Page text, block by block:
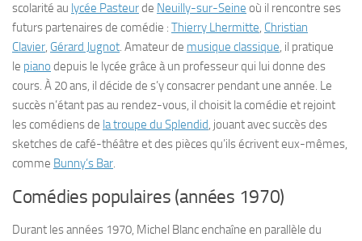
scolarité au lycée Pasteurde Neuilly-sur-Seine où il rencontre ses
futurs partenaires de comédie : Thierry Lhermitte, Christian
Clavier, Gérard Jugnot. Amateur de musique classique, il pratique
le piano depuis le lycée grâce à un professeur qui lui donne des
cours. À 20 ans, il décide de s’y consacrer pendant une année. Le
succès n’étant pas au rendez-vous, il choisit la comédie et rejoint
les comédiens de la troupe du Splendid, jouant avec succès des
sketches de café-théâtre et des pièces qu’ils écrivent eux-mêmes,
comme Bunny’s Bar.
Comédies populaires (années 1970)
Durant les années 1970, Michel Blanc enchaîne en parallèle du